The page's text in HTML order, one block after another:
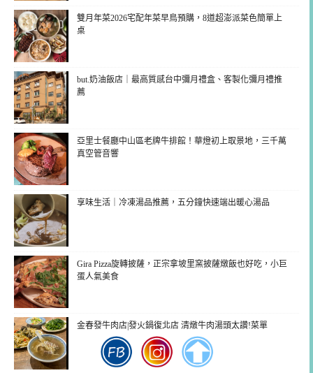
雙月年菜2026宅配年菜早鳥預購，8道超澎派菜色簡單上
桌
but.奶油飯店｜最高質感台中彌月禮盒、客製化彌月禮推
薦
亞里士餐廳中山區老牌牛排館！華燈初上取景地，三千萬
真空管音響
享味生活｜冷凍湯品推薦，五分鐘快速端出暖心湯品
Gira Pizza旋轉披薩，正宗拿坡里窯披薩燉飯也好吃，小巨
蛋人氣美食
金春發牛肉店|發火鍋復北店 清燉牛肉湯頭太讚!菜單